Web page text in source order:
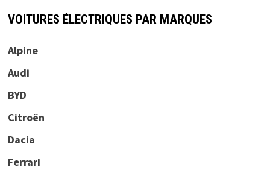
VOITURES ÉLECTRIQUES PAR MARQUES
Alpine
Audi
BYD
Citroën
Dacia
Ferrari